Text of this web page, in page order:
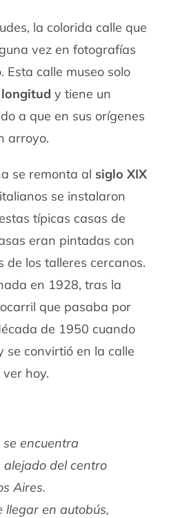
la colorida calle que
vez en fotografías
Esta calle museo solo
y tiene un
a que en sus orígenes
arroyo.
se remonta al siglo XIX
se instalaron
típicas casas de
eran pintadas con
de los talleres cercanos.
en 1928, tras la
que pasaba por
de 1950 cuando
se convirtió en la calle
hoy.
encuentra
del centro
Aires.
llegar en autobús,